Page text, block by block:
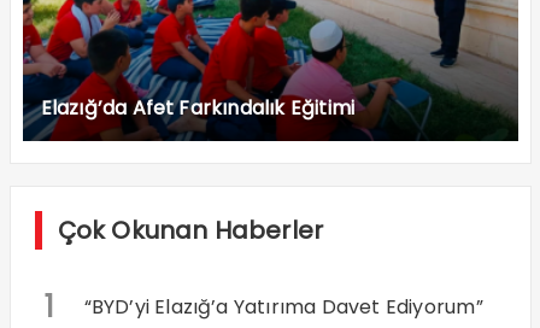
Elazığ’da Afet Farkındalık Eğitimi
Çok Okunan Haberler
1 “BYD’yi Elazığ’a Yatırıma Davet Ediyorum”